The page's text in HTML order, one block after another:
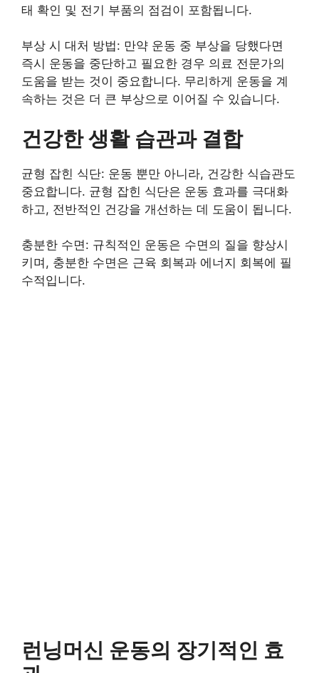
태 확인 및 전기 부품의 점검이 포함됩니다.
부상 시 대처 방법: 만약 운동 중 부상을 당했다면
즉시 운동을 중단하고 필요한 경우 의료 전문가의
도움을 받는 것이 중요합니다. 무리하게 운동을 계
속하는 것은 더 큰 부상으로 이어질 수 있습니다.
건강한 생활 습관과 결합
균형 잡힌 식단: 운동 뿐만 아니라, 건강한 식습관도
중요합니다. 균형 잡힌 식단은 운동 효과를 극대화
하고, 전반적인 건강을 개선하는 데 도움이 됩니다.
충분한 수면: 규칙적인 운동은 수면의 질을 향상시
키며, 충분한 수면은 근육 회복과 에너지 회복에 필
수적입니다.
런닝머신 운동의 장기적인 효